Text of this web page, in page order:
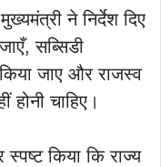
ने निर्देश दिए
सब्सिडी
जाए और राजस्व
होनी चाहिए।
किया कि राज्य